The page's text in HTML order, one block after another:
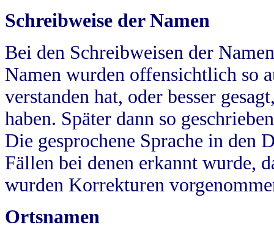
Schreibweise der Namen
Bei den Schreibweisen der
Namen wurden offensichtlich so
verstanden hat, oder besser
haben. Später dann so
Die gesprochene Sprache in
Fällen bei denen erkannt wurde,
wurden Korrekturen
Ortsnamen